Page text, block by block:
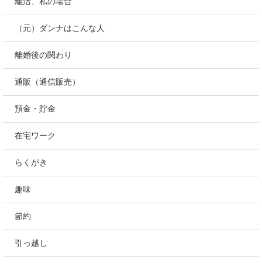
（元）ダンナはこんな人
離婚後の関わり
通販（通信販売）
預金・貯金
在宅ワーク
らくがき
趣味
節約
引っ越し